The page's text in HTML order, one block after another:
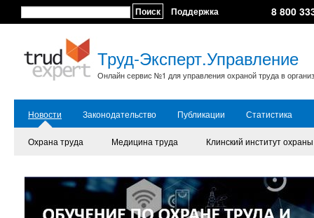
Поиск Поддержка 8 800
Труд-Эксперт.Управление
Онлайн сервис №1 для управления охраной труда в
Новости Законодательство Публикации Статистика
Охрана труда Медицина труда Клинский институт